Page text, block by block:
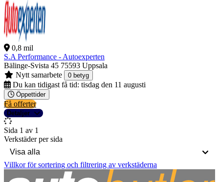
0,8 mil
S.A Performance - Autoexperten
Bälinge-Svista 45 75593 Uppsala
Nytt samarbete
0 betyg
Du kan tidigast få tid: tisdag den 11 augusti
Öppettider
Få offerter
Detaljer
Sida 1 av 1
Verkstäder per sida
Villkor för sortering och filtrering av verkstäderna